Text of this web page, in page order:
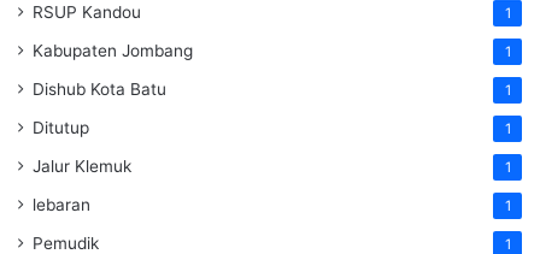
RSUP Kandou 1
Kabupaten Jombang 1
Dishub Kota Batu 1
Ditutup 1
Jalur Klemuk 1
lebaran 1
Pemudik 1